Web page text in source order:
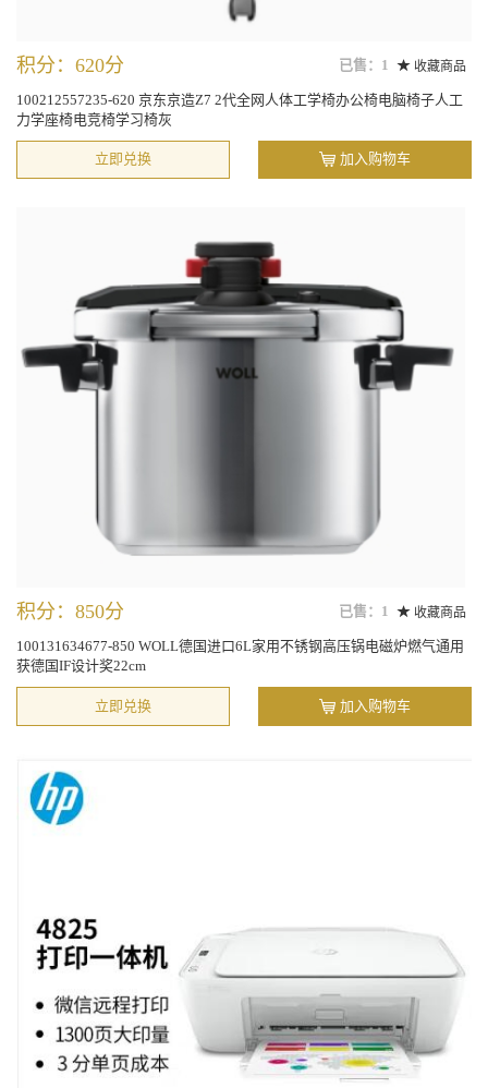
已售：1 收藏商品
积分：620分
100212557235-620 京东京造Z7 2代全网人体工学椅办公椅电脑椅子人工
力学座椅电竞椅学习椅灰
立即兑换 加入购物车
已售：1 收藏商品
积分：850分
100131634677-850 WOLL德国进口6L家用不锈钢高压锅电磁炉燃气通用
获德国IF设计奖22cm
立即兑换 加入购物车